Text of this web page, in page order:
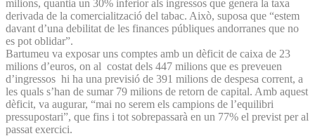
milions, quantia un 30% inferior als ingressos que genera la taxa
derivada de la comercialització del tabac. Això, suposa que “estem
davant d’una debilitat de les finances públiques andorranes que no
es pot oblidar”.
Bartumeu va exposar uns comptes amb un dèficit de caixa de 23
milions d’euros, on al costat dels 447 milions que es preveuen
d’ingressos hi ha una previsió de 391 milions de despesa corrent, a
les quals s’han de sumar 79 milions de retorn de capital. Amb aquest
dèficit, va augurar, “mai no serem els campions de l’equilibri
pressupostari”, que fins i tot sobrepassarà en un 77% el previst per al
passat exercici.